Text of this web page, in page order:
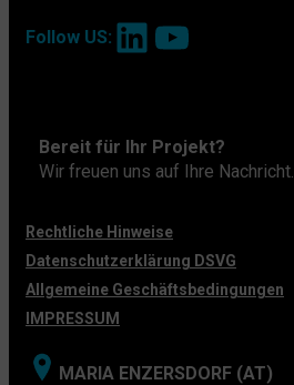
Follow US: LinkedIn YouTube
Bereit für Ihr Projekt?
Wir freuen uns auf Ihre Nachricht.
Rechtliche Hinweise
Datenschutzerklärung DSVG
Allgemeine Geschäftsbedingungen
IMPRESSUM
MARIA ENZERSDORF (AT)